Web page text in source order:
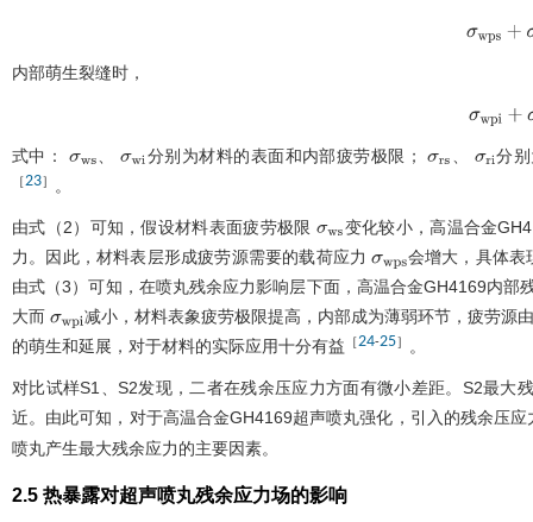
σwps +σ r
内部萌生裂缝时，
σwpi +σ ri
式中：
σws σwi分别为材料的表面和内部疲劳极限； σrs σri分
［23］ 。
由式（2） 可知，假设材料表面疲劳极限 σws变化较小，高温合金
力。因此，材料表层形成疲劳源需要的载荷应力 σwps会增大，具体表
由式（3）可知，在喷丸残余应力影响层下面，高温合金GH4169内部
大而 σwpi减小，材料表象疲劳极限提高，内部成为薄弱环节，疲劳源
的萌生和延展，对于材料的实际应用十分有益 ［24-25］ 。
对比试样S1、S2发现，二者在残余压应力方面有微小差距。S2最大
近。由此可知，对于高温合金GH4169超声喷丸强化，引入的残余压
喷丸产生最大残余应力的主要因素。
2.5 热暴露对超声喷丸残余应力场的影响